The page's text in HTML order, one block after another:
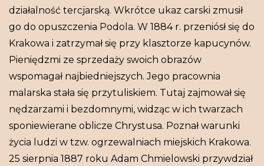
działalność tercjarską. Wkrótce ukaz carski zmusił
go do opuszczenia Podola. W 1884 r. przeniósł się do
Krakowa i zatrzymał się przy klasztorze kapucynów.
Pieniędzmi ze sprzedaży swoich obrazów
wspomagał najbiedniejszych. Jego pracownia
malarska stała się przytuliskiem. Tutaj zajmował się
nędzarzami i bezdomnymi, widząc w ich twarzach
sponiewierane oblicze Chrystusa. Poznał warunki
życia ludzi w tzw. ogrzewalniach miejskich Krakowa.
25 sierpnia 1887 roku Adam Chmielowski przywdział